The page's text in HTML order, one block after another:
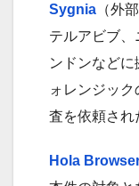
Sygnia （外部
テルアビブ、
ンドンなど
ォレンジッ
査を依頼され
Hola Browser